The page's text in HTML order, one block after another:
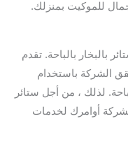
للموكيت بمنزلك.
بالبخار بالباحة. تقدم
الشركة باستخدام
لذلك ، من أجل ستائر
أوامرك لخدمات